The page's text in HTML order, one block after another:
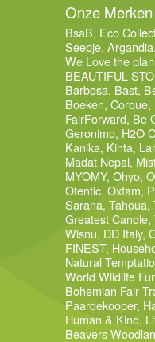
Onze Merken
BsaB, Eco
Seepje, Argandia,
We Love the
BEAUTIFUL
Barbosa, Bast,
Boeken, Corque,
FairForward, Be
Geronimo, H2O
Kanika, Kinta,
Madat Nepal,
MYOMY, Ohyo,
Otentic, Oxfam,
Sarana, Tahoua,
Greatest Candle,
Wisnu, DD Italy,
FINEST,
Natural
World Wildlife
Bohemian Fair
Paardekooper,
Human & Kind,
Beavers